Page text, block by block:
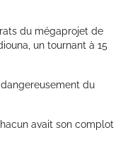
du mégaprojet de
un tournant à 15
du
avait son complot